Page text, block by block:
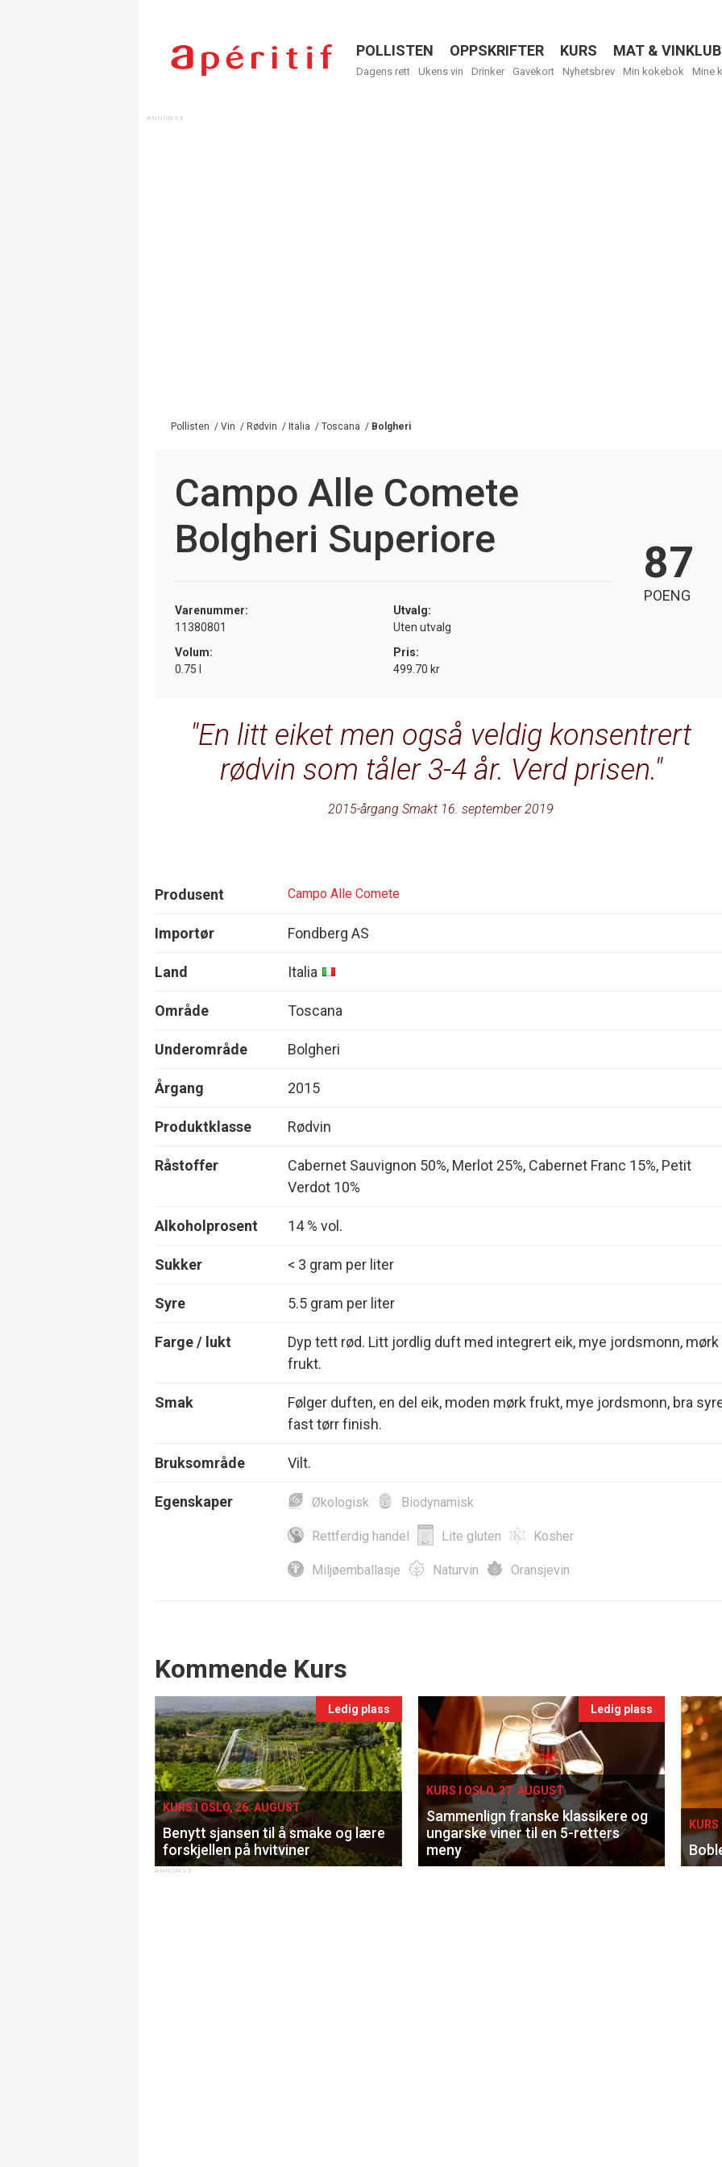
Menu
POLLISTEN OPPSKRIFTER KURS MAT &
Dagens rett Ukens vin Drinker Gavekort Nyhetsbrev Min kokebok Mine
Pollisten / Vin / Rødvin / Italia / Toscana / Bolgheri
Campo Alle Comete
Bolgheri Superiore
Varenummer:
11380801
Utvalg:
Uten utvalg
Volum:
0.75 l
Pris:
499.70 kr
87
POENG
En litt eiket men også veldig konsentrert
rødvin som tåler 3-4 år. Verd prisen.
2015-årgang Smakt 16. september 2019
Produsent Campo Alle Comete
Importør Fondberg AS
Land Italia
Område Toscana
Underområde Bolgheri
Årgang 2015
Produktklasse Rødvin
Råstoffer
Cabernet Sauvignon 50%, Merlot 25%, Cabernet Franc 15%, Petit
Verdot 10%
Alkoholprosent 14 % vol.
Sukker < 3 gram per liter
Syre 5.5 gram per liter
Farge / lukt
Dyp tett rød. Litt jordlig duft med integrert eik, mye jordsmonn, mørk
frukt.
Smak
Følger duften, en del eik, moden mørk frukt, mye jordsmonn, bra
fast tørr finish.
Bruksområde Vilt.
Egenskaper Økologisk Biodynamisk
Rettferdig handel Lite gluten Kosher
Miljøemballasje Naturvin Oransjevin
Events
Kommende Kurs
Ledig plass
KURS I OSLO, 26. AUGUST
Benytt sjansen til å smake og lære
forskjellen på hvitviner
Ledig plass
KURS I OSLO, 27. AUGUST
Sammenlign franske klassikere og
ungarske viner til en 5-retters
meny